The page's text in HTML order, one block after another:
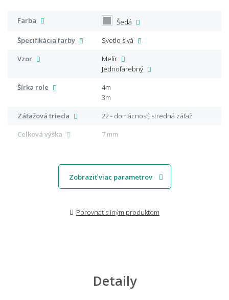
Farba
Šedá
Špecifikácia farby
Svetlo sivá
Vzor
Melír
Jednofarebný
Šírka role
4m
3m
Záťažová trieda
22 - domácnosť, stredná záťaž
Celková výška
7 mm
Zobraziť viac parametrov
Porovnať s iným produktom
Detaily